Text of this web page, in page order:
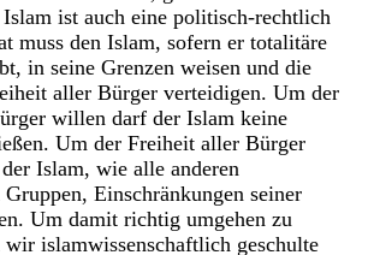
ist auch eine politisch-rechtlich
muss den Islam, sofern er totalitäre
in seine Grenzen weisen und die
aller Bürger verteidigen. Um der
willen darf der Islam keine
Um der Freiheit aller Bürger
Islam, wie alle anderen
Einschränkungen seiner
Um damit richtig umgehen zu
wir islamwissenschaftlich geschulte